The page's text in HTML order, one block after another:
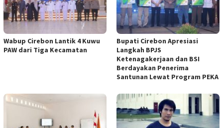
Wabup Cirebon Lantik 4 Kuwu
PAW dari Tiga Kecamatan
Bupati Cirebon Apresiasi
Langkah BPJS
Ketenagakerjaan dan BSI
Berdayakan Penerima
Santunan Lewat Program PEKA